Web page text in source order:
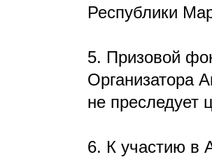
Республики
5. Призовой
Организатора
не преследует
6. К участию в